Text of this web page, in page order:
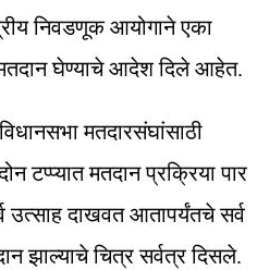
निवडणूक आयोगाने एका
मतदान घेण्याचे आदेश दिले आहेत.
मतदारसंघांसाठी
टप्प्यात मतदान प्रक्रिया पार
उत्साह दाखवत आतापर्यंतचे सर्व
झाल्याचे चित्र सर्वत्र दिसले.